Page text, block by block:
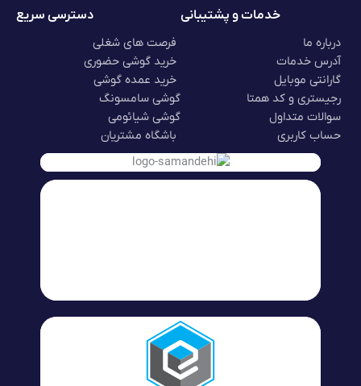
خدمات و پشتیبانی
درباره ما
آدرس خدمات
گارانتی موبایل
رجیستری و کد همتا
سوالات متداول
حساب کاربری
دسترسی سریع
فرصت های شغلی
خرید گوشی حضوری
خرید عمده گوشی
گوشی سامسونگ
گوشی شیائومی
باشگاه مشتریان